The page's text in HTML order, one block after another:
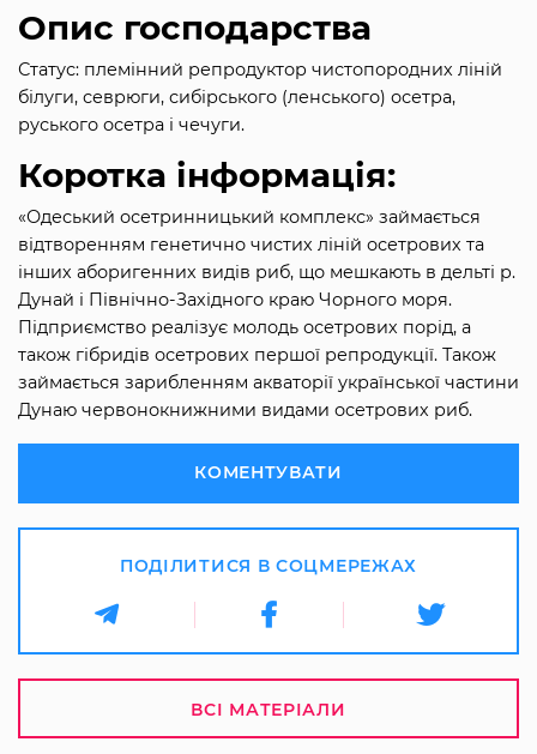
Опис господарства
Статус: племінний репродуктор чистопородних ліній
білуги, севрюги, сибірського (ленського) осетра,
руського осетра і чечуги.
Коротка інформація:
«Одеський осетринницький комплекс» займається
відтворенням генетично чистих ліній осетрових та
інших аборигенних видів риб, що мешкають в дельті р.
Дунай і Північно-Західного краю Чорного моря.
Підприємство реалізує молодь осетрових порід, а
також гібридів осетрових першої репродукції. Також
займається зарибленням акваторії української частини
Дунаю червонокнижними видами осетрових риб.
КОМЕНТУВАТИ
ПОДІЛИТИСЯ В СОЦМЕРЕЖАХ
ВСІ МАТЕРІАЛИ